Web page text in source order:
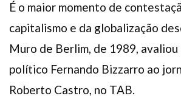
É o maior momento de
capitalismo e da globalização
Muro de Berlim, de 1989,
político Fernando Bizzarro ao
Roberto Castro, no TAB.